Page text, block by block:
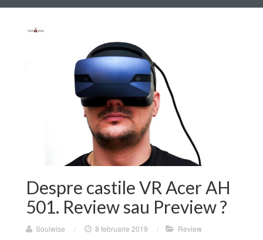
Despre castile VR Acer AH
501. Review sau Preview ?
Soulwise / 8 februarie 2019 / Review